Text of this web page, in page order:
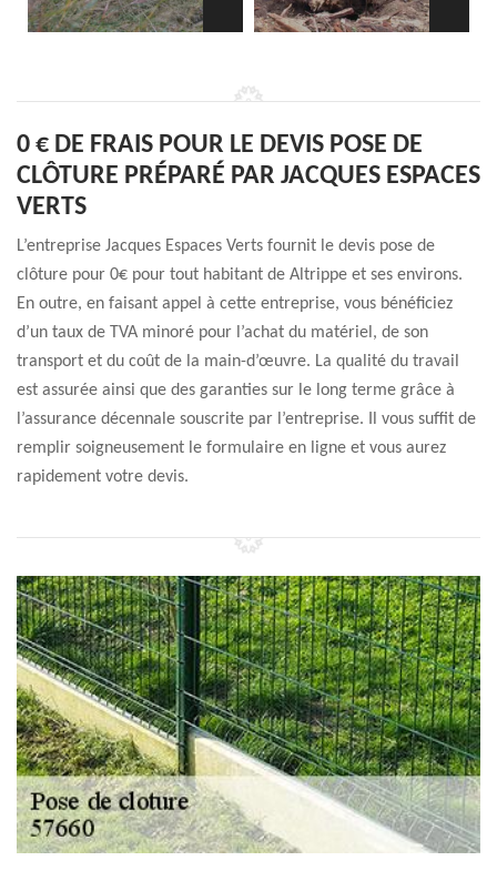
0 € DE FRAIS POUR LE DEVIS POSE DE
CLÔTURE PRÉPARÉ PAR JACQUES ESPACES
VERTS
L’entreprise Jacques Espaces Verts fournit le devis pose de
clôture pour 0€ pour tout habitant de Altrippe et ses environs.
En outre, en faisant appel à cette entreprise, vous bénéficiez
d’un taux de TVA minoré pour l’achat du matériel, de son
transport et du coût de la main-d’œuvre. La qualité du travail
est assurée ainsi que des garanties sur le long terme grâce à
l’assurance décennale souscrite par l’entreprise. Il vous suffit de
remplir soigneusement le formulaire en ligne et vous aurez
rapidement votre devis.